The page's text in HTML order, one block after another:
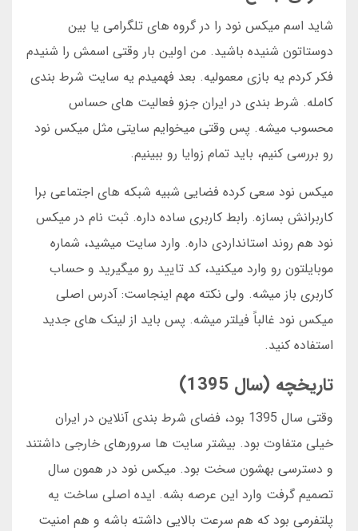
شاید اسم میکس نود را در گروه های تلگرامی یا بین
دوستاتون شنیده باشید. من اولین بار وقتی اسمش را شنیدم
فکر کردم یه بازی معمولیه. بعد فهمیدم یه سایت شرط بندی
کامله. شرط بندی در ایران جزو فعالیت های حساس
محسوب میشه. پس وقتی میخوایم سایتی مثل میکس نود
رو بررسی کنیم، باید تمام زوایا رو ببینیم.
میکس نود سعی کرده فضایی شبیه شبکه های اجتماعی برا
کاربرانش بسازه. رابط کاربری ساده داره. ثبت نام در میکس
نود هم روند استانداردی داره. وارد سایت میشید، شماره
موبایلتون رو وارد میکنید، کد تایید رو میگیرید و حساب
کاربری باز میشه. ولی نکته مهم اینجاست: آدرس اصلی
میکس نود غالباً فیلتر میشه. پس باید از لینک های جدید
استفاده کنید.
تاریخچه (سال 1395)
وقتی سال 1395 بود، فضای شرط بندی آنلاین در ایران
خیلی متفاوت بود. بیشتر سایت ها سرورهای خارجی داشتند
و دسترسی بهشون سخت بود. میکس نود در همون سال
تصمیم گرفت وارد این عرصه بشه. ایده اصلی ساخت یه
پلتفرمی بود که هم سرعت بالایی داشته باشه و هم امنیت